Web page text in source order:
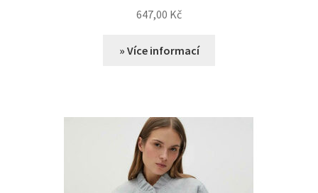
647,00 Kč
» Více informací